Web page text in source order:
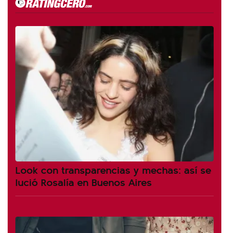
Look con transparencias y mechas: así se
lució Rosalía en Buenos Aires